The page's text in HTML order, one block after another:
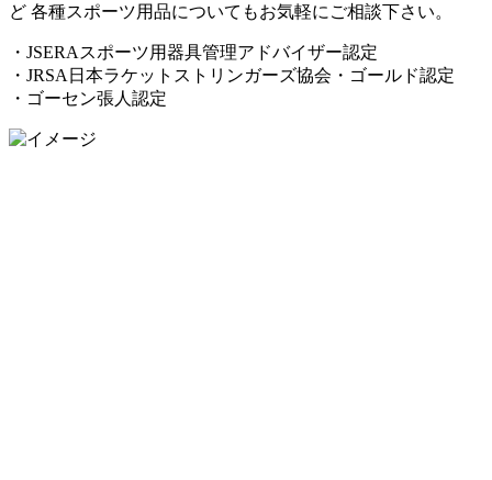
ど 各種スポーツ用品についてもお気軽にご相談下さい。
・JSERAスポーツ用器具管理アドバイザー認定
・JRSA日本ラケットストリンガーズ協会・ゴールド認定
・ゴーセン張人認定